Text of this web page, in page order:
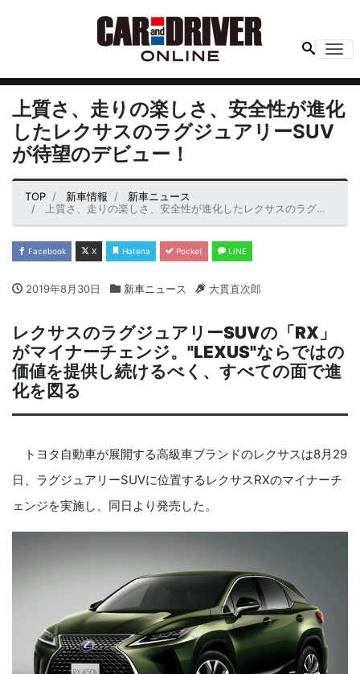
上質さ、走りの楽しさ、安全性が進化
したレクサスのラグジュアリーSUV
が待望のデビュー！
TOP 新車情報
新車ニュース
上質さ、走りの楽しさ、安全性が進化したレクサスのラグジュアリーSUVが待望のデビュー！
Facebook X Hatena Pocket LINE
2019年8月30日 新車ニュース 大貫直次郎
レクサスのラグジュアリーSUVの「RX 」
がマイナーチェンジ。"LEXUS"ならではの
価値を提供し続けるべく、すべての面で進
化を図る
トヨタ自動車が展開する高級車ブランドのレクサスは8月 29
日、ラグジュアリーSUVに位置するレクサスRXのマイナーチ
ェンジを実施し、同日より発売した。